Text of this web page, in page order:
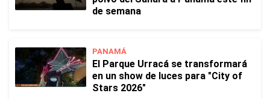
de semana
PANAMÁ
El Parque Urracá se transformará
en un show de luces para "City of
Stars 2026"